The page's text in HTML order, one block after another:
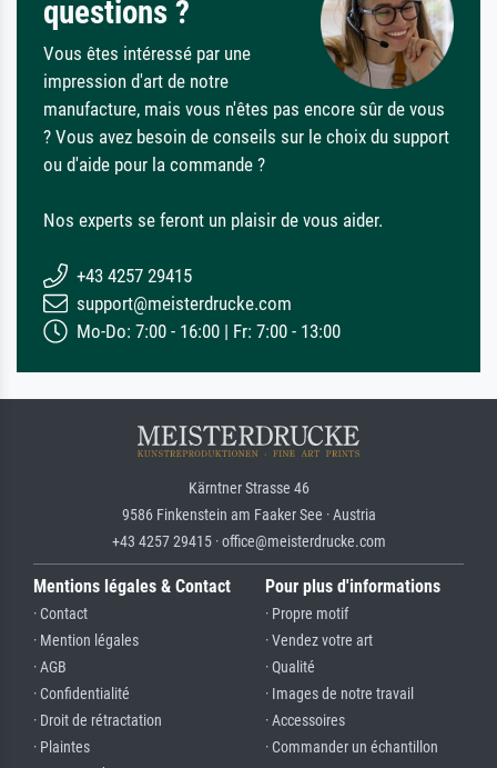
questions ?
Vous êtes intéressé par une
impression d'art de notre
manufacture, mais vous n'êtes pas encore sûr de vous
? Vous avez besoin de conseils sur le choix du support
ou d'aide pour la commande ?
Nos experts se feront un plaisir de vous aider.
+43 4257 29415
support@meisterdrucke.com
Mo-Do: 7:00 - 16:00 | Fr: 7:00 - 13:00
Kärntner Strasse 46
9586 Finkenstein am Faaker See · Austria
+43 4257 29415 · office@meisterdrucke.com
Mentions légales & Contact
· Contact
· Mention légales
· AGB
· Confidentialité
· Droit de rétractation
· Plaintes
Pour plus d'informations
· Propre motif
· Vendez votre art
· Qualité
· Images de notre travail
· Accessoires
· Commander un échantillon